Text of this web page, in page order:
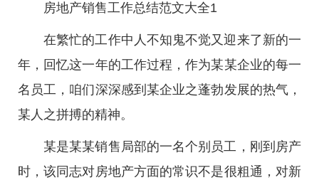
房地产销售工作总结范文大全1
在繁忙的工作中人不知鬼不觉又迎来了新的一
年，回忆这一年的工作过程，作为某某企业的每一
名员工，咱们深深感到某企业之蓬勃发展的热气，
某人之拼搏的精神。
某是某某销售局部的一名个别员工，刚到房产
时，该同志对房地产方面的常识不是很粗通，对新